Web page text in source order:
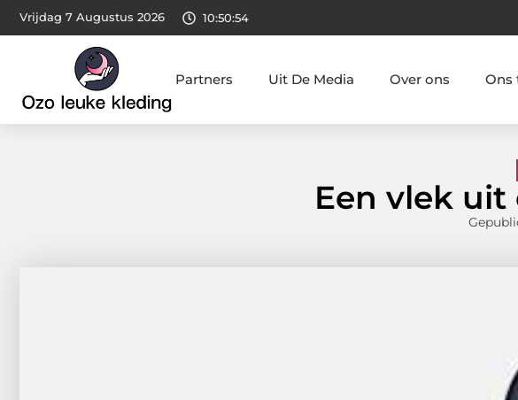
Vrijdag 7 Augustus 2026 10:50:55
Partners Uit De Media Over ons Ons
Een vlek